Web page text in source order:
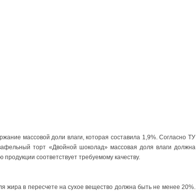
массовой доли влаги, которая составила 1,9%. Согласно ТУ
торт «Двойной шоколад» массовая доля влаги должна
соответствует требуемому качеству.
жира в пересчете на сухое вещество должна быть не менее 20%.